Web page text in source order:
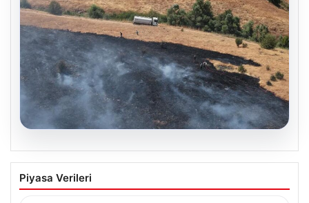
Tunceli’de otluk alandan ormana
sıçrayan yangın söndürüldü
Piyasa Verileri